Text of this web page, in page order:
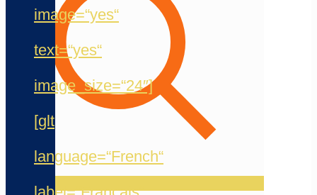
image=“yes“
text=“yes“
image_size=“24″]
[glt
language=“French“